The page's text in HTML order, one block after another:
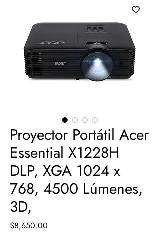
Proyector Portátil Acer
Essential X1228H
DLP, XGA 1024 x
768, 4500 Lúmenes,
3D,
$8,650.00